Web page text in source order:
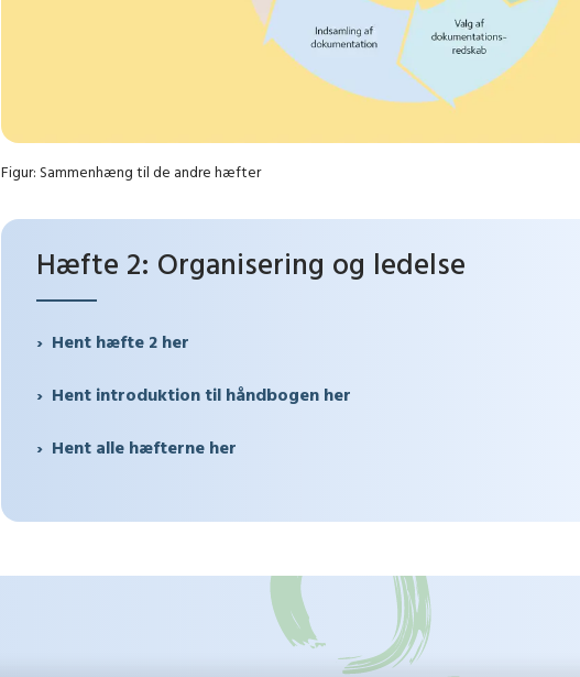
Figur: Sammenhæng til de andre hæfter
Hæfte 2: Organisering og ledelse
Hent hæfte 2 her
Hent introduktion til håndbogen her
Hent alle hæfterne her